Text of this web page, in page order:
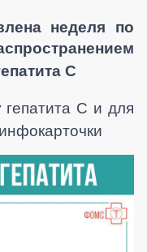
неделя по
С
гепатита С и для